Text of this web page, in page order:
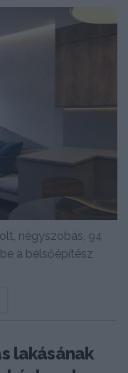
négyszobás, 94
a belsőépítész
lakásának